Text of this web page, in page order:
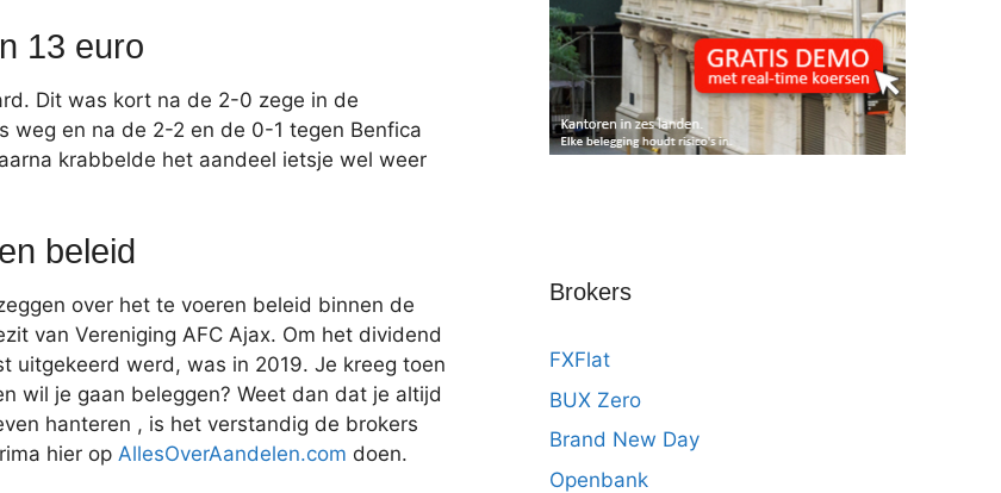
13 euro
Dit was kort na de 2-0 zege in de
weg en na de 2-2 en de 0-1 tegen Benfica
krabbelde het aandeel ietsje wel weer
beleid
over het te voeren beleid binnen de
van Vereniging AFC Ajax. Om het dividend
uitgekeerd werd, was in 2019. Je kreeg toen
wil je gaan beleggen? Weet dan dat je altijd
hanteren , is het verstandig de brokers
hier op AllesOverAandelen.com doen.
Brokers
FXFlat
BUX Zero
Brand New Day
Openbank